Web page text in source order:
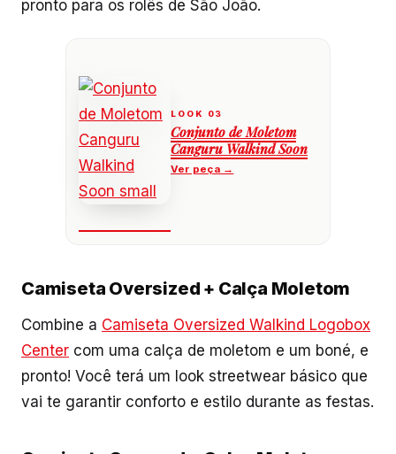
pronto para os rolês de São João.
Conjunto de Moletom
Canguru Walkind Soon
Camiseta Oversized + Calça Moletom
Combine a Camiseta Oversized Walkind Logobox
Center com uma calça de moletom e um boné, e
pronto! Você terá um look streetwear básico que
vai te garantir conforto e estilo durante as festas.